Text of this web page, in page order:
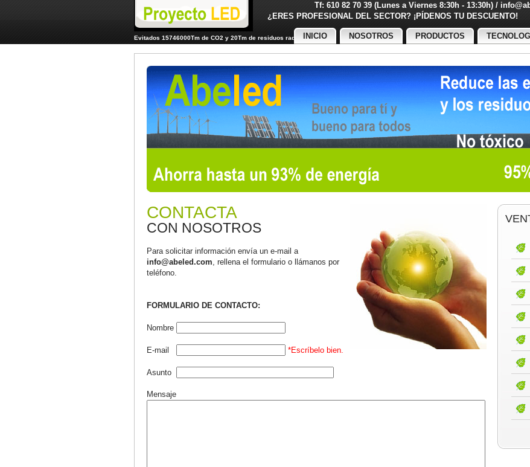
Tf: 610 82 70 39 (Lunes a Viernes 8:30h - 13:30h) /
¿ERES PROFESIONAL DEL SECTOR? ¡PÍDENOS TU
Evitados 15746000Tm de CO2 y 20Tm de residuos radiactivos
INICIO NOSOTROS PRODUCTOS
CONTACTA
CON NOSOTROS
Para solicitar información envía un e-mail a
info@abeled.com, rellena el formulario o llámanos por
teléfono.
FORMULARIO DE CONTACTO:
Nombre
E-mail *Escríbelo bien.
Asunto
Mensaje